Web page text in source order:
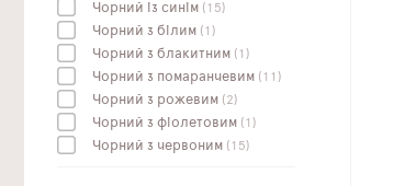
Чорний із синім (15)
Чорний з білим (1)
Чорний з блакитним (1)
Чорний з помаранчевим (11)
Чорний з рожевим (2)
Чорний з фіолетовим (1)
Чорний з червоним (15)